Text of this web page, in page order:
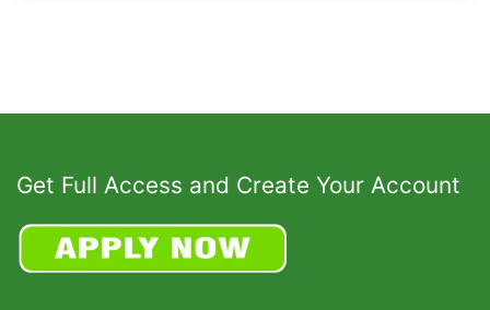
Get Full Access and Create Your Account